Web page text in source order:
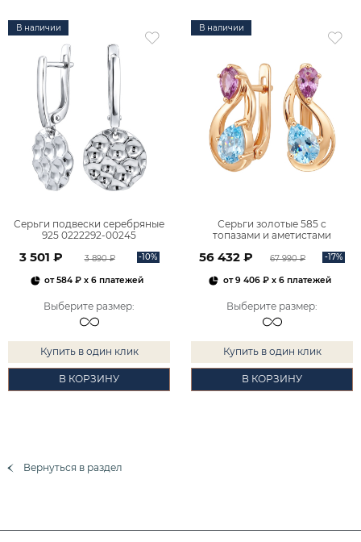
В наличии
Серьги подвески серебряные
925 0222292-00245
3 501 ₽ 3 890 ₽ -10%
от584 ₽ x 6 платежей
Выберите размер:
Купить в один клик
В КОРЗИНУ
В наличии
Серьги золотые 585 с
топазами и аметистами
56 432 ₽ 67 990 ₽ -17%
от9 406 ₽x 6 платежей
Выберите размер:
Купить в один клик
В КОРЗИНУ
Вернуться в раздел